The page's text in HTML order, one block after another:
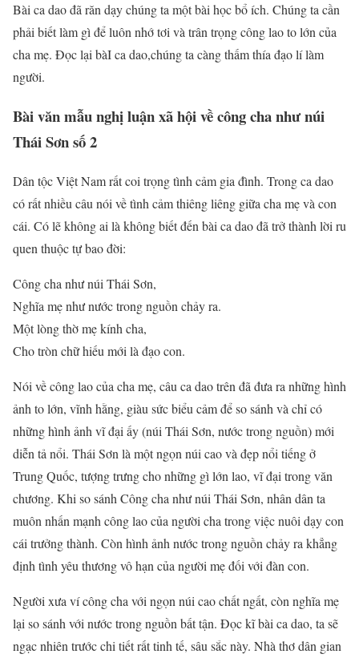
Bài ca dao đã răn dạy chúng ta một bài học bổ ích. Chúng ta cần
phải biết làm gì để luôn nhớ tơi và trân trọng công lao to lớn của
cha mẹ. Đọc lại bàI ca dao,chúng ta càng thấm thía đạo lí làm
người.
Bài văn mẫu nghị luận xã hội về công cha như núi
Thái Sơn số 2
Dân tộc Việt Nam rất coi trọng tình cảm gia đình. Trong ca dao
có rất nhiều câu nói về tình cảm thiêng liêng giữa cha mẹ và con
cái. Có lẽ không ai là không biết đến bài ca dao đã trở thành lời ru
quen thuộc tự bao đời:
Công cha như núi Thái Sơn,
Nghĩa mẹ như nước trong nguồn chảy ra.
Một lòng thờ mẹ kính cha,
Cho tròn chữ hiếu mới là đạo con.
Nói về công lao của cha mẹ, câu ca dao trên đã đưa ra những hình
ảnh to lớn, vĩnh hằng, giàu sức biểu cảm để so sánh và chỉ có
những hình ảnh vĩ đại ấy (núi Thái Sơn, nước trong nguồn) mới
diễn tả nổi. Thái Sơn là một ngọn núi cao và đẹp nổi tiếng ở
Trung Quốc, tượng trưng cho những gì lớn lao, vĩ đại trong văn
chương. Khi so sánh Công cha như núi Thái Sơn, nhân dân ta
muôn nhấn mạnh công lao của người cha trong việc nuôi dạy con
cái trưởng thành. Còn hình ảnh nước trong nguồn chảy ra khẳng
định tình yêu thương vô hạn của người mẹ đối với đàn con.
Người xưa ví công cha với ngọn núi cao chất ngất, còn nghĩa mẹ
lại so sánh với nước trong nguồn bất tận. Đọc kĩ bài ca dao, ta sẽ
ngạc nhiên trước chi tiết rất tinh tế, sâu sắc này. Nhà thơ dân gian